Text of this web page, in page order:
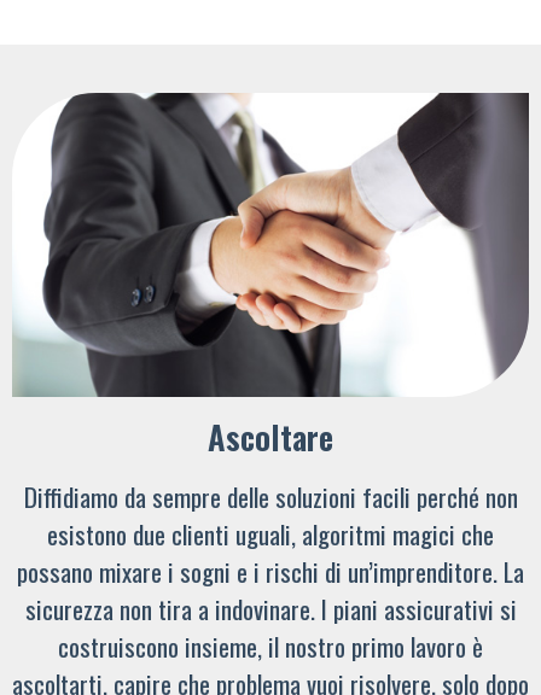
Ascoltare
Diffidiamo da sempre delle soluzioni facili perché non
esistono due clienti uguali, algoritmi magici che
possano mixare i sogni e i rischi di un’imprenditore. La
sicurezza non tira a indovinare. I piani assicurativi si
costruiscono insieme, il nostro primo lavoro è
ascoltarti, capire che problema vuoi risolvere, solo dopo